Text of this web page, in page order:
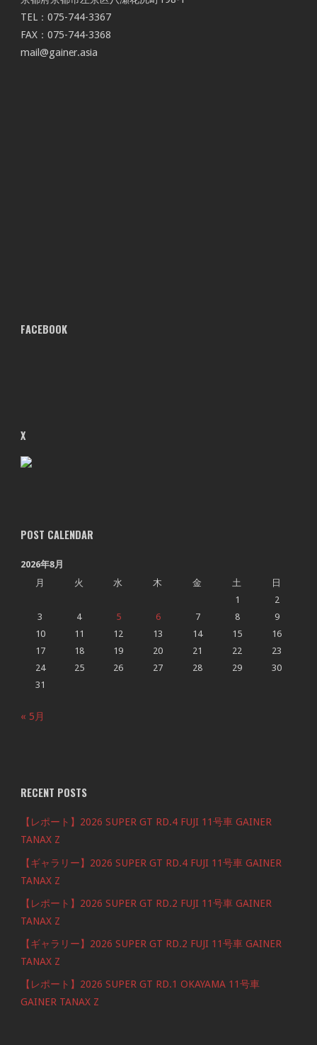
TEL：075-744-3367
FAX：075-744-3368
mail@gainer.asia
FACEBOOK
X
POST CALENDAR
2026年8月
月
火 水 木 金 土
日
1
2
3
4 5 6 7 8
9
10
11 12 13 14 15
16
17
18 19 20 21 22
23
24
25 26 27 28 29
30
31
« 5月
RECENT POSTS
【レポート】2026 SUPER GT RD.4 FUJI 11号車 GAINER
TANAX Z
【ギャラリー】2026 SUPER GT RD.4 FUJI 11号車 GAINER
TANAX Z
【レポート】2026 SUPER GT RD.2 FUJI 11号車 GAINER
TANAX Z
【ギャラリー】2026 SUPER GT RD.2 FUJI 11号車 GAINER
TANAX Z
【レポート】2026 SUPER GT RD.1 OKAYAMA 11号車
GAINER TANAX Z